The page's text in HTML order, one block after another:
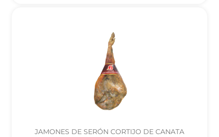
JAMONES DE SERÓN CORTIJO DE CANATA